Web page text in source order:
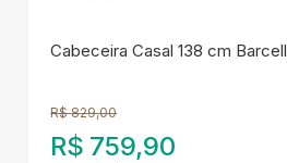
Cabeceira Casal 138 cm
R$ 829,00
R$ 759,90